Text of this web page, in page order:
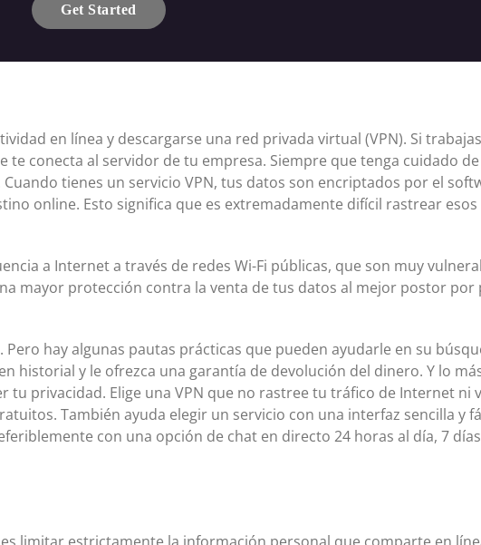
Get Started
en línea y descargarse una red privada virtual (VPN). Si
conecta al servidor de tu empresa. Siempre que tenga cuidado de
tienes un servicio VPN, tus datos son encriptados por el
online. Esto significa que es extremadamente difícil rastrear
a Internet a través de redes Wi-Fi públicas, que son muy
mayor protección contra la venta de tus datos al mejor postor por
hay algunas pautas prácticas que pueden ayudarle en su
historial y le ofrezca una garantía de devolución del dinero. Y lo
tu privacidad. Elige una VPN que no rastree tu tráfico de Internet ni
También ayuda elegir un servicio con una interfaz sencilla y
con una opción de chat en directo 24 horas al día, 7